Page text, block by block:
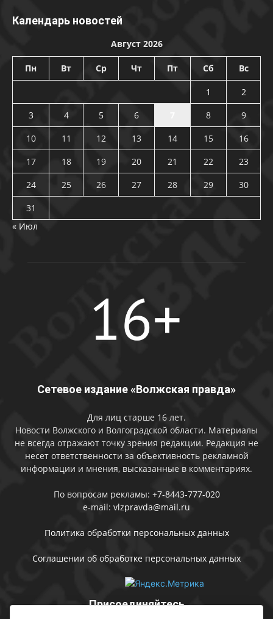
Календарь новостей
Август 2026
Пн Вт Ср Чт Пт Сб Вс
1
2
3
4 5 6 8
9
10
11 12 13 14 15
16
17
18 19 20 21 22
23
24
25 26 27 28 29
30
31
« Июл
Сетевое издание «Волжская правда»
Для лиц старше 16 лет.
Новости Волжского и Волгоградской области. Материалы
не всегда отражают точку зрения редакции. Редакция не
несет ответственности за объективность рекламной
информации и мнения, высказанные в комментариях.
По вопросам рекламы: +7-8443-777-020
e-mail: vlzpravda@mail.ru
Политика обработки персональных данных
Соглашении об обработке персональных данных
Присоединяйтесь